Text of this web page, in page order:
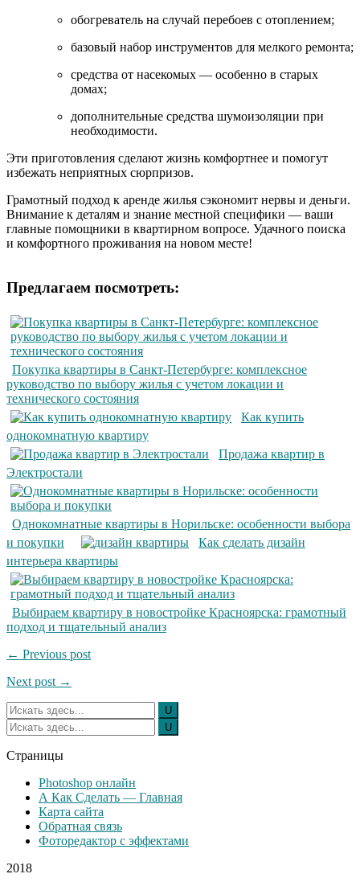
обогреватель на случай перебоев с отоплением;
базовый набор инструментов для мелкого ремонта;
средства от насекомых — особенно в старых
домах;
дополнительные средства шумоизоляции при
необходимости.
Эти приготовления сделают жизнь комфортнее и помогут
избежать неприятных сюрпризов.
Грамотный подход к аренде жилья сэкономит нервы и деньги.
Внимание к деталям и знание местной специфики — ваши
главные помощники в квартирном вопросе. Удачного поиска
и комфортного проживания на новом месте!
Предлагаем посмотреть:
Покупка квартиры в Санкт-Петербурге: комплексное
руководство по выбору жилья с учетом локации и
технического состояния
Как купить
однокомнатную квартиру
Продажа квартир в
Электростали
Однокомнатные квартиры в Норильске: особенности выбора
и покупки
Как сделать дизайн
интерьера квартиры
Выбираем квартиру в новостройке Красноярска: грамотный
подход и тщательный анализ
← Previous post
Next post →
Страницы
Photoshop онлайн
А Как Сделать — Главная
Карта сайта
Обратная связь
Фоторедактор с эффектами
2018